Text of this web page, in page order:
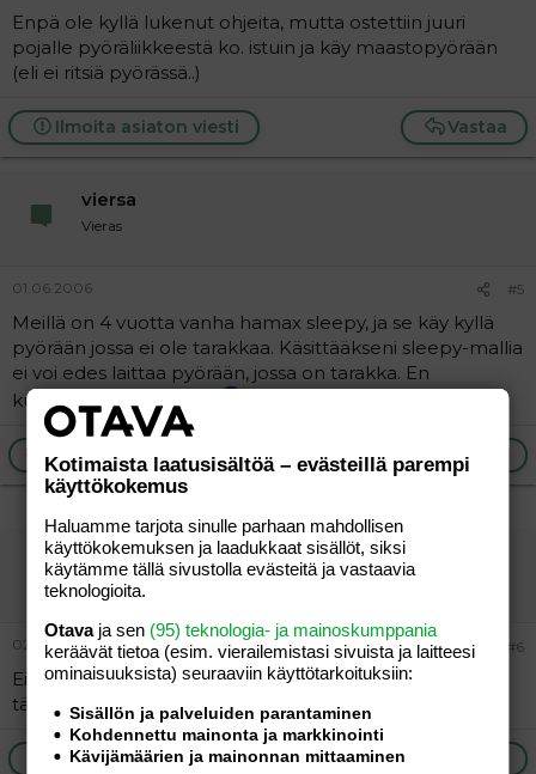
Enpä ole kyllä lukenut ohjeita, mutta ostettiin juuri
pojalle pyöräliikkeestä ko. istuin ja käy maastopyörään
(eli ei ritsiä pyörässä..)
Vastaa
Ilmoita asiaton viesti
viersa
Vieras
01.06.2006 #5
Meillä on 4 vuotta vanha hamax sleepy, ja se käy kyllä
pyörään jossa ei ole tarakkaa. Käsittääkseni sleepy-mallia
ei voi edes laittaa pyörään, jossa on tarakka. En
kuitenkaan ole varma.
Vastaa
Ilmoita asiaton viesti
taustalta
Vieras
02.06.2006 #6
Eipä se kuminauha tee juuri muuta kuin vaimentaa sitä
tärinää ja ylös-alas heilumista.
Ilmoita asiaton viesti
Kotimaista laatusisältöä – evästeillä parempi
käyttökokemus
Haluamme tarjota sinulle parhaan mahdollisen
käyttökokemuksen ja laadukkaat sisällöt, siksi
käytämme tällä sivustolla evästeitä ja vastaavia
teknologioita.
Otavaja sen (95) teknologia- ja mainoskumppania
keräävät tietoa (esim. vierailemis­tasi sivuista ja laitteesi
ominaisuuk­sista) seuraaviin käyttötarkoituksiin:
Sisällön ja palveluiden parantaminen
Kohdennettu mainonta ja markkinointi
Kävijämäärien ja mainonnan mittaaminen